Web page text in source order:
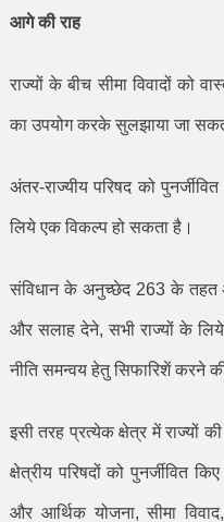
आगे की राह
राज्यों के बीच सीमा विवादों को
का उपयोग करके सुलझाया जा
अंतर-राज्यीय परिषद को
लिये एक विकल्प हो सकता है।
संविधान के अनुच्छेद 263के तहत
और सलाह देने,सभी राज्यों के
नीति समन्वय हेतु सिफारिशें करने
इसी तरह प्रत्येक क्षेत्र में राज्यों
क्षेत्रीय परिषदों को पुनर्जीवित
और आर्थिक योजना,सीमा विवाद,